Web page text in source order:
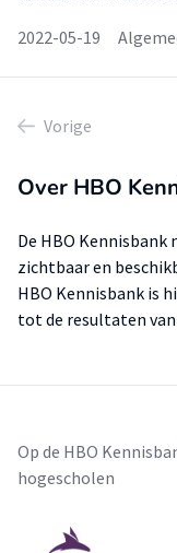
2022-05-19
Vorige
Over HBO
De HBO
zichtbaar en
HBO Kennisbank is
tot de resultaten
Op de HBO
hogescholen